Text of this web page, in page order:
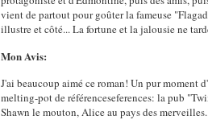
vient de partout pour goûter la fameuse
illustre et côté... La fortune et la jalousie ne
Mon Avis:
J'ai beaucoup aimé ce roman! Un pur moment
melting-pot de référenceseferences: la pub
Shawn le mouton, Alice au pays des